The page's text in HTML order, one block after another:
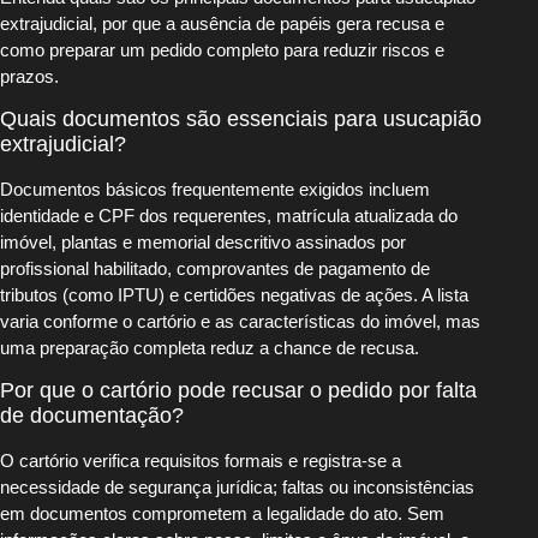
extrajudicial, por que a ausência de papéis gera recusa e
como preparar um pedido completo para reduzir riscos e
prazos.
Quais documentos são essenciais para usucapião
extrajudicial?
Documentos básicos frequentemente exigidos incluem
identidade e CPF dos requerentes, matrícula atualizada do
imóvel, plantas e memorial descritivo assinados por
profissional habilitado, comprovantes de pagamento de
tributos (como IPTU) e certidões negativas de ações. A lista
varia conforme o cartório e as características do imóvel, mas
uma preparação completa reduz a chance de recusa.
Por que o cartório pode recusar o pedido por falta
de documentação?
O cartório verifica requisitos formais e registra-se a
necessidade de segurança jurídica; faltas ou inconsistências
em documentos comprometem a legalidade do ato. Sem